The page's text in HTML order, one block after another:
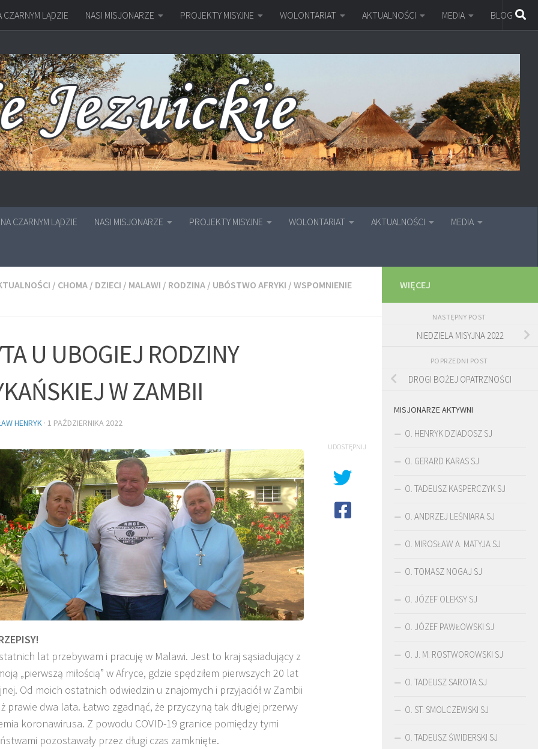
CZARNYM LĄDZIE NASI MISJONARZE PROJEKTY MISYJNE WOLONTARIAT AKTUALNOŚCI MEDIA BLOG
NA CZARNYM LĄDZIE NASI MISJONARZE PROJEKTY MISYJNE WOLONTARIAT AKTUALNOŚCI MEDIA
/ CHOMA / DZIECI / MALAWI / RODZINA / UBÓSTWO AFRYKI / WSPOMNIENIE
U UBOGIEJ RODZINY
W ZAMBII
HENRYK · 1 PAŹDZIERNIKA 2022
lat przebywam i pracuję w Malawi. Jest to kraj sąsiadujący z
„pierwszą miłością” w Afryce, gdzie spędziłem pierwszych 20 lat
Od moich ostatnich odwiedzin u znajomych i przyjaciół w Zambii
prawie dwa lata. Łatwo zgadnąć, że przyczyną tak długiej przerwy
koronawirusa. Z powodu COVID-19 granice pomiędzy tymi
pozostawały przez długi czas zamknięte.
UDOSTĘPNIJ
KULT DUCHOWOŚĆ
WIĘCEJ
NASTĘPNY POST
NIEDZIELA MISYJNA 2022
POPRZEDNI POST
DROGI BOŻEJ OPATRZNOŚCI
MISJONARZE AKTYWNI
O. HENRYK DZIADOSZ SJ
O. GERARD KARAS SJ
O. TADEUSZ KASPERCZYK SJ
O. ANDRZEJ LEŚNIARA SJ
O. MIROSŁAW A. MATYJA SJ
O. TOMASZ NOGAJ SJ
O. JÓZEF OLEKSY SJ
O. JÓZEF PAWŁOWSKI SJ
O. J. M. ROSTWOROWSKI SJ
O. TADEUSZ SAROTA SJ
O. ST. SMOLCZEWSKI SJ
O. TADEUSZ ŚWIDERSKI SJ